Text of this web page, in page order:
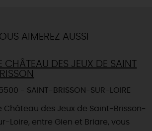
AIMEREZ AUSSI
CHÂTEAU DES JEUX DE SAINT
- SAINT-BRISSON-SUR-LOIRE
Château des Jeux de Saint-Brisson-
Loire, entre Gien et Briare, vous